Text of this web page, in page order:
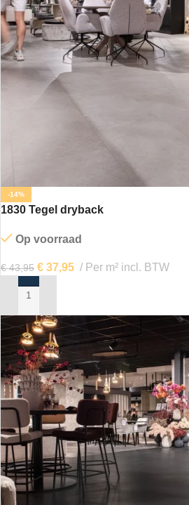
-14%
1830 Tegel dryback
Op voorraad
€43,95 € 37,95 Per m² incl. BTW
IN MIJN WINKELWAGEN